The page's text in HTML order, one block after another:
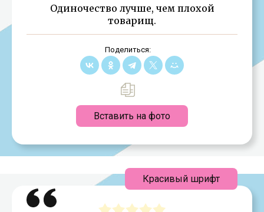
Одиночество лучше, чем плохой
товарищ.
Поделиться:
Вставить на фото
Красивый шрифт